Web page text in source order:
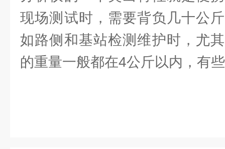
现场测试时，需要背负几十公
如路侧和基站检测维护时，尤
的重量一般都在4公斤以内，有